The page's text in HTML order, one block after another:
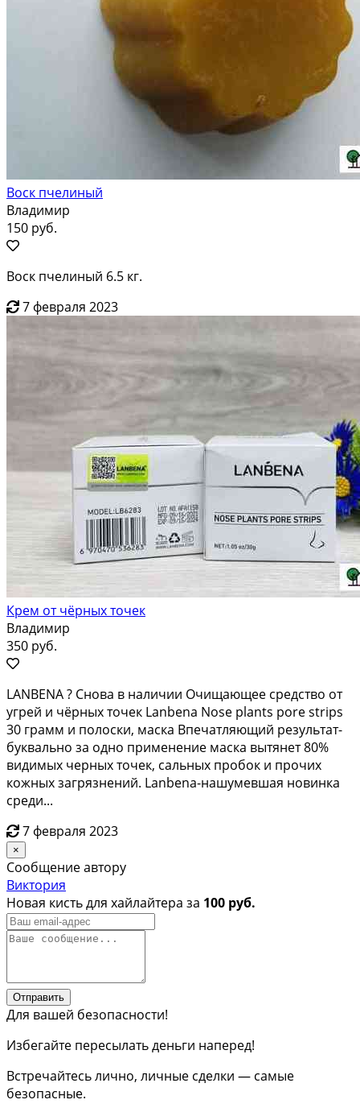
Воск пчелиный
Владимир
150 руб.
Воск пчелиный 6.5 кг.
7 февраля 2023
Крем от чёрных точек
Владимир
350 руб.
LANBENA ? Снова в наличии Очищающее средство от
угрей и чёрных точек Lanbena Nose plants pore strips
30 грамм и полоски, маска Впечатляющий результат-
буквально за одно применение маска вытянет 80%
видимых черных точек, сальных пробок и прочих
кожных загрязнений. Lanbena-нашумевшая новинка
среди...
7 февраля 2023
×
Сообщение автору
Виктория
Новая кисть для хайлайтера за 100 руб.
Отправить
Для вашей безопасности!
Избегайте пересылать деньги наперед!
Встречайтесь лично, личные сделки — самые
безопасные.